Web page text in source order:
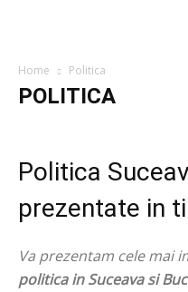
Home Politica
POLITICA
Politica
prezentate in
Va prezentam cele mai
politica in Suceava si